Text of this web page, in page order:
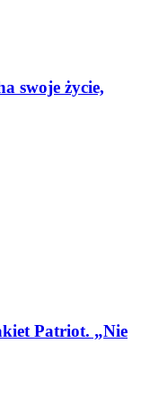
swoje życie,
Patriot. „Nie